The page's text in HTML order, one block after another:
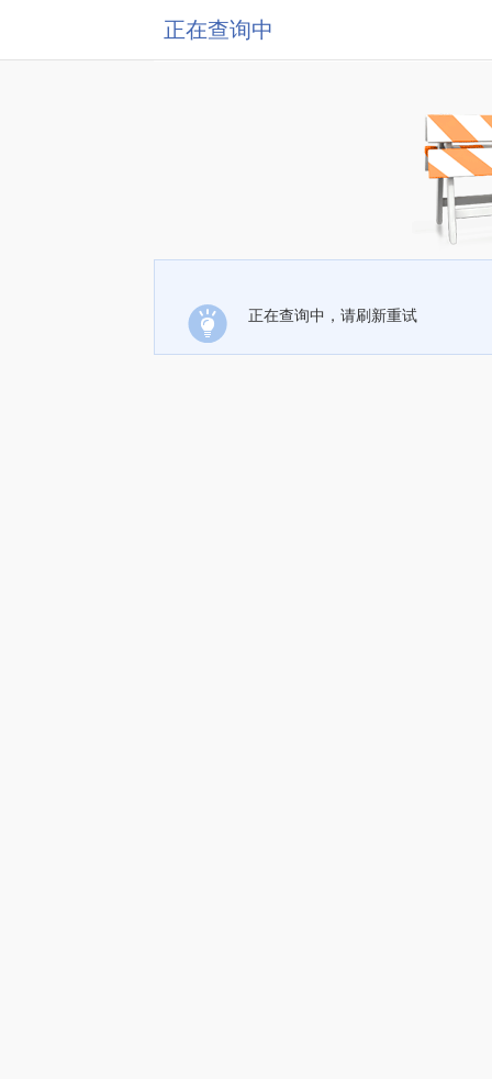
正在查询中
正在查询中，请刷新重试